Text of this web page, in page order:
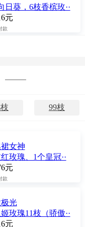
日葵，6枝香槟玫··
元
款
99枝
女神
玫瑰、1个皇冠··
元
款
光
玫瑰11枝（骄傲··
元